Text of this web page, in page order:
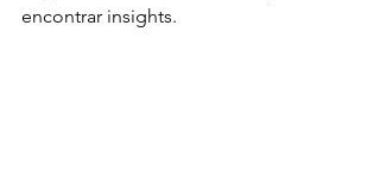
encontrar insights.